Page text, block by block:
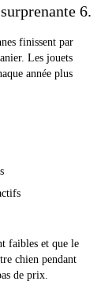
6.
finissent par
Les jouets
année plus
faibles et que le
chien pendant
de prix.